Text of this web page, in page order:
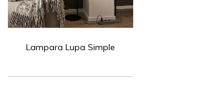
Lampara Lupa Simple